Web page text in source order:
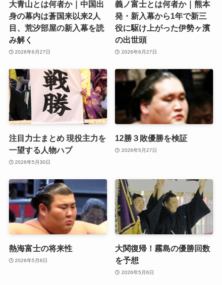
大青山とは何者か｜中国出
身の幕内は蒼国来以来2人
目、荒汐部屋の新入幕を読
み解く
2026年6月27日
義ノ富士とは何者か｜熊本
発・新入幕から1年で新三
役に駆け上がった伊勢ヶ濱
の出世頭
2026年6月27日
注目力士まとめ 現役主力を
一望する人物ハブ
2026年5月30日
12勝３敗優勝を検証
2026年5月27日
熱海富士の将来性
2026年5月8日
大関復帰！霧島の優勝回数
を予想
2026年5月6日